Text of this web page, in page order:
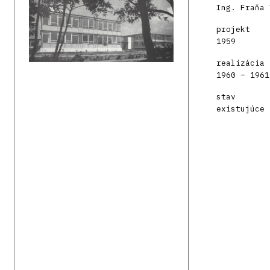
Ing. Fraňa
projekt
1959
realizácia
1960 – 1961
stav
existujúce